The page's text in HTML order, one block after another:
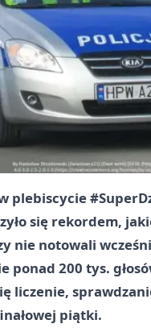
plebiscycie
się rekordem,
nie notowali
ponad 200 tys.
liczenie,
piątki.